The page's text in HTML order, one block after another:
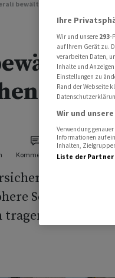
bewältigt höhere
Kommentare
Generali
Schäden durch
müssen.
Ihre
Wir und unsere 293-
auf Ihrem Gerät zu.
verarbeiten Daten,
Inhalte und
Einstellungen zu
Rand der Webseite
Wir und
Verwendung
Informationen auf
Inhalten,
Liste der